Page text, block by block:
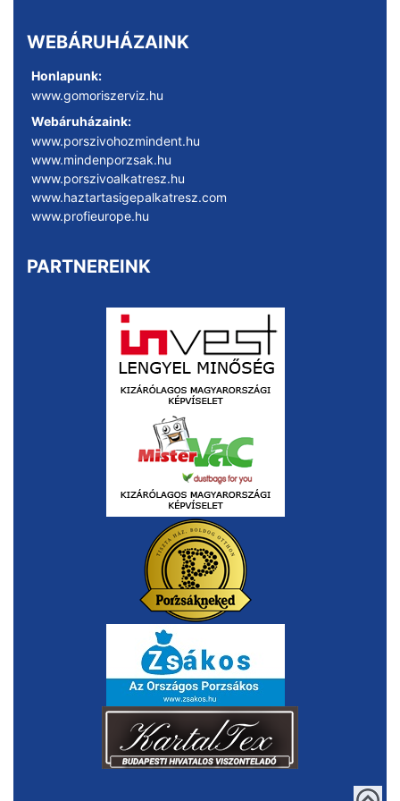
WEBÁRUHÁZAINK
Honlapunk:
www.gomoriszerviz.hu
Webáruházaink:
www.porszivohozmindent.hu
www.mindenporzsak.hu
www.porszivoalkatresz.hu
www.haztartasigepalkatresz.com
www.profieurope.hu
PARTNEREINK